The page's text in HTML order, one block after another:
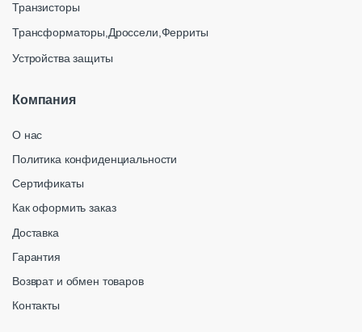
Транзисторы
Трансформаторы,Дроссели,Ферриты
Устройства защиты
Компания
О нас
Политика конфиденциальности
Сертификаты
Как оформить заказ
Доставка
Гарантия
Возврат и обмен товаров
Контакты